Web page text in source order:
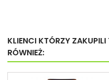
KLIENCI KTÓRZY
RÓWNIEŻ: